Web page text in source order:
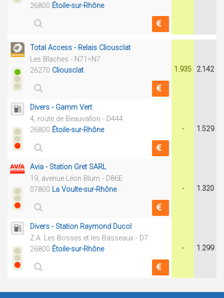
26800 Étoile-sur-Rhône
Total Access - Relais Cliousclat
Les Blaches - N71=N7
26270 Cliousclat 1.935 2.142
Divers - Gamm Vert
4, route de Beauvallon - D444
26800 Étoile-sur-Rhône - 1.529
Avia - Station Gret SARL
19, avenue Léon Blum - D86E
07800 La Voulte-sur-Rhône - 1.320
Divers - Station Raymond Ducol
Z.A. Les Bosses et les Basseaux - D7
26800 Étoile-sur-Rhône - 1.299